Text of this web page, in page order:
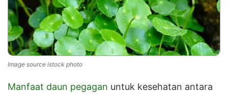
Image source istock photo
Manfaat daun pegagan untuk kesehatan antara